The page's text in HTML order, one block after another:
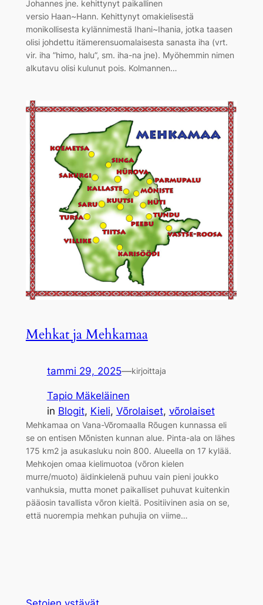
Johannes jne. kehittynyt paikallinen
versio Haan~Hann. Kehittynyt omakielisestä
monikollisesta kylännimestä Ihani~Ihania, jotka taasen
olisi johdettu itämerensuomalaisesta sanasta iha (vrt.
vir. iha ”himo, halu”, sm. iha-na jne). Myöhemmin nimen
alkutavu olisi kulunut pois. Kolmannen…
Mehkat ja Mehkamaa
tammi 29, 2025—kirjoittaja
Tapio Mäkeläinen
in Blogit, Kieli, Võrolaiset, võrolaiset
Mehkamaa on Vana-Võromaalla Rõugen kunnassa eli
se on entisen Mõnisten kunnan alue. Pinta-ala on lähes
175 km2 ja asukasluku noin 800. Alueella on 17 kylää.
Mehkojen omaa kielimuotoa (võron kielen
murre/muoto) äidinkielenä puhuu vain pieni joukko
vanhuksia, mutta monet paikalliset puhuvat kuitenkin
pääosin tavallista võron kieltä. Positiivinen asia on se,
että nuorempia mehkan puhujia on viime…